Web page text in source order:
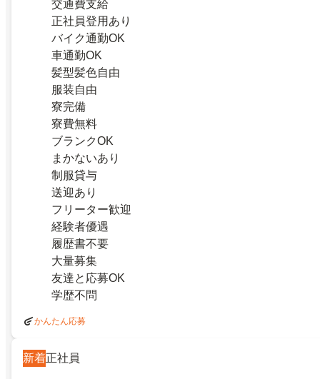
交通費支給
正社員登用あり
バイク通勤OK
車通勤OK
髪型髪色自由
服装自由
寮完備
寮費無料
ブランクOK
まかないあり
制服貸与
送迎あり
フリーター歓迎
経験者優遇
履歴書不要
大量募集
友達と応募OK
学歴不問
かんたん応募
新着正社員